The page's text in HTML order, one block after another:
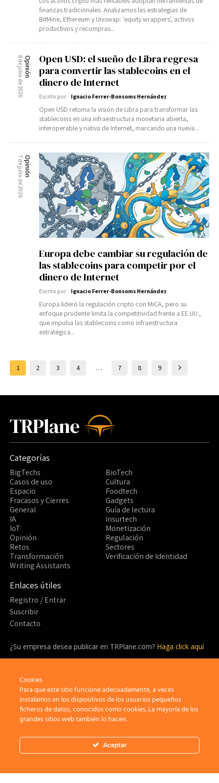
finanzas tradicionales. Analizamos las estrategias de
BitMine, Ethereum y Uniswap: 'equity wrappers', activos
productivos y recompras...
Opinión
8 de julio de 2026
Open USD: el sueño de Libra regresa
para convertir las stablecoins en el
dinero de Internet
Escrito por Ignacio Ferrer-Bonsoms Hernández
Open USD retoma la visión de Libra para transformar las
stablecoins en una infraestructura monetaria abierta,
interoperable y nativa de Internet, marcando una nueva...
Opinión
7 de julio de 2026
Europa debe cambiar su regulación de
las stablecoins para competir por el
dinero de Internet
Escrito por Ignacio Ferrer-Bonsoms Hernández
Europa lideró la regulación cripto con MiCA, pero su
enfoque prudente limita la competitividad frente a EE.UU.,
que impulsa las stablecoins como infraestructura
estratégica...
1 2 3 4 … 7 8 9
TRPlane
Categorías
BigTechs
BioTech
Casos de uso
Cultura
Espacio
Foodtech
Fracasos y Cierres
Gadgets
General
Guía de lectura
IA
insurtech
IoT
Monetización
Opinión
Regulación
Retos
Sectores
Transformación
Verificación de Identidad
Writing Assistants
Enlaces útiles
Registro / Entrar
Suscribir
Contacto
¿Su empresa desea publicar en TRPlane.com? Haga click aquí
¡Sea parte de la comunidad detrás de TRPlane y disfrute de un
sinfín de beneficios!
Suscribir
Privacidad Aviso Legal Política de cookies
Cookies
Para que este sitio funcione adecuadamente, a veces
instalamos en los dispositivos de los usuarios pequeños
ficheros de datos, conocidos como cookies. La mayoría de los
grandes sitios web también lo hacen.
Aceptar